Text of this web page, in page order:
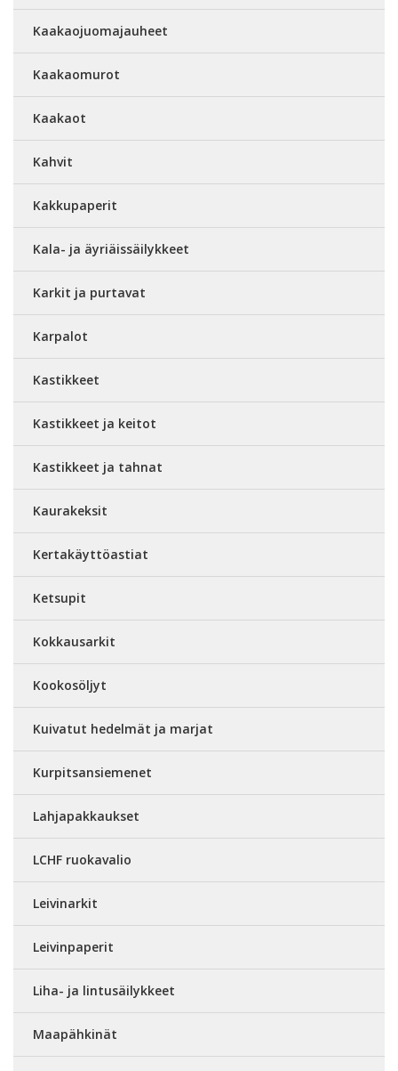
Kaakaojuomajauheet
Kaakaomurot
Kaakaot
Kahvit
Kakkupaperit
Kala- ja äyriäissäilykkeet
Karkit ja purtavat
Karpalot
Kastikkeet
Kastikkeet ja keitot
Kastikkeet ja tahnat
Kaurakeksit
Kertakäyttöastiat
Ketsupit
Kokkausarkit
Kookosöljyt
Kuivatut hedelmät ja marjat
Kurpitsansiemenet
Lahjapakkaukset
LCHF ruokavalio
Leivinarkit
Leivinpaperit
Liha- ja lintusäilykkeet
Maapähkinät